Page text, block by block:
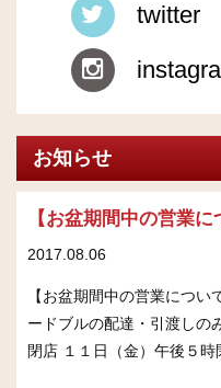
twitter
お知らせ
【お盆期間中の営業に
2017.08.06
【お盆期間中の営業につ
ードブルの配達・引渡しの
閉店 １１日（金）午後５時